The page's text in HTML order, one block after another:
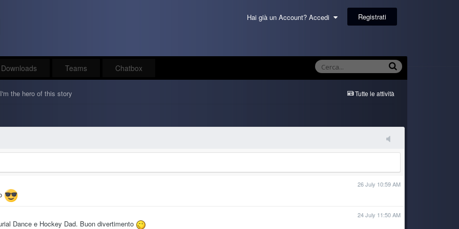
Hai già un Account? Accedi Registrati
Downloads Teams Chatbox
Tutte le attività
I'm the hero of this story
26 July 10:59 AM
24 July 11:50 AM
Dance e Hockey Dad. Buon divertimento